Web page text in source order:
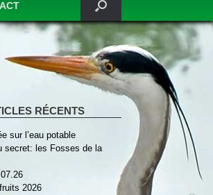
RÉCENTS
sur l’eau potable
secret: les Fosses de la
2026